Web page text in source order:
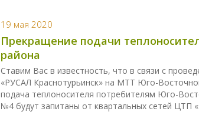
19 мая 2020
Прекращение подачи
района
Ставим Вас в известность, что в связи с
«РУСАЛ Краснотурьинск» на МТТ Юго-
подача теплоносителя потребителям Юго-
№4 будут запитаны от квартальных сетей ЦТП